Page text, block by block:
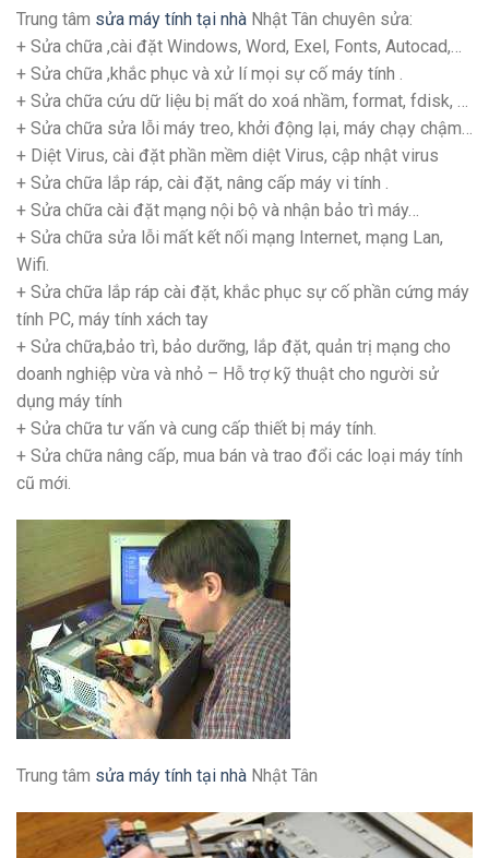
Trung tâm sửa máy tính tại nhà Nhật Tân chuyên sửa:
+ Sửa chữa ,cài đặt Windows, Word, Exel, Fonts, Autocad,…
+ Sửa chữa ,khắc phục và xử lí mọi sự cố máy tính .
+ Sửa chữa cứu dữ liệu bị mất do xoá nhầm, format, fdisk, …
+ Sửa chữa sửa lỗi máy treo, khởi động lại, máy chạy chậm…
+ Diệt Virus, cài đặt phần mềm diệt Virus, cập nhật virus
+ Sửa chữa lắp ráp, cài đặt, nâng cấp máy vi tính .
+ Sửa chữa cài đặt mạng nội bộ và nhận bảo trì máy…
+ Sửa chữa sửa lỗi mất kết nối mạng Internet, mạng Lan,
Wifi.
+ Sửa chữa lắp ráp cài đặt, khắc phục sự cố phần cứng máy
tính PC, máy tính xách tay
+ Sửa chữa,bảo trì, bảo dưỡng, lắp đặt, quản trị mạng cho
doanh nghiệp vừa và nhỏ – Hỗ trợ kỹ thuật cho người sử
dụng máy tính
+ Sửa chữa tư vấn và cung cấp thiết bị máy tính.
+ Sửa chữa nâng cấp, mua bán và trao đổi các loại máy tính
cũ mới.
Trung tâm sửa máy tính tại nhà Nhật Tân